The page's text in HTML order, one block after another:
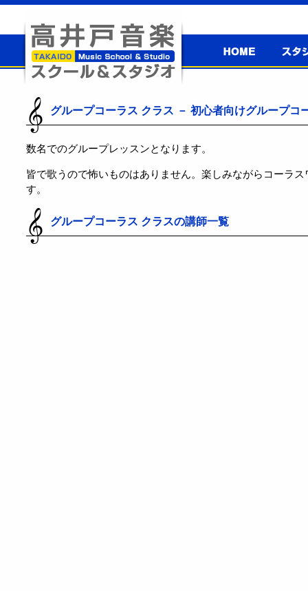
高井戸音楽スクール＆スタジオ
スタジオ
グループコーラス クラス － 初心者向けグループコ
数名でのグループレッスンとなります。
皆で歌うので怖いものはありません。楽しみながらコーラ
す。
グループコーラス クラスの講師一覧